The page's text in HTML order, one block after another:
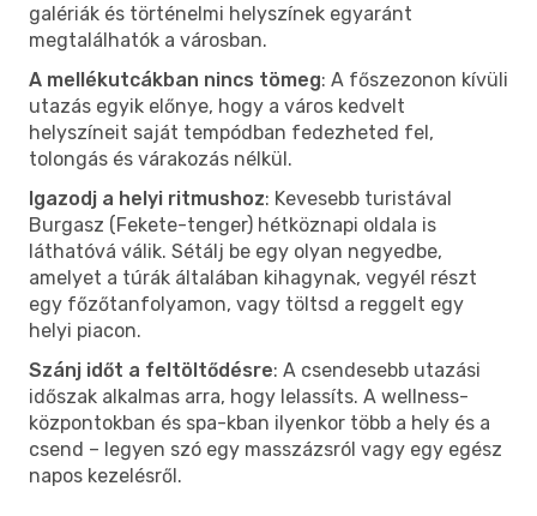
galériák és történelmi helyszínek egyaránt
megtalálhatók a városban.
A mellékutcákban nincs tömeg: A főszezonon kívüli
utazás egyik előnye, hogy a város kedvelt
helyszíneit saját tempódban fedezheted fel,
tolongás és várakozás nélkül.
Igazodj a helyi ritmushoz: Kevesebb turistával
Burgasz (Fekete-tenger) hétköznapi oldala is
láthatóvá válik. Sétálj be egy olyan negyedbe,
amelyet a túrák általában kihagynak, vegyél részt
egy főzőtanfolyamon, vagy töltsd a reggelt egy
helyi piacon.
Szánj időt a feltöltődésre: A csendesebb utazási
időszak alkalmas arra, hogy lelassíts. A wellness-
központokban és spa-kban ilyenkor több a hely és a
csend – legyen szó egy masszázsról vagy egy egész
napos kezelésről.